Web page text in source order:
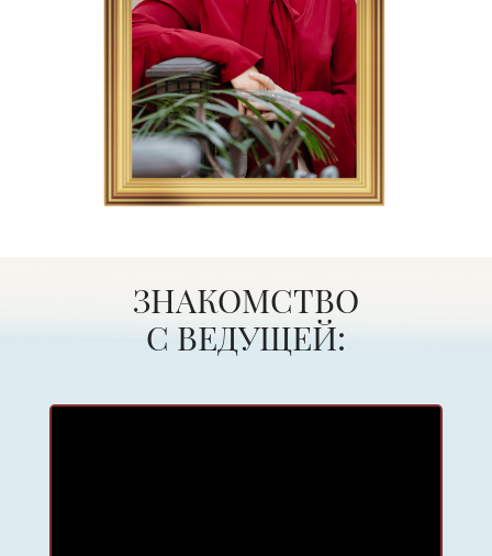
ЗНАКОМСТВО
С ВЕДУЩЕЙ: